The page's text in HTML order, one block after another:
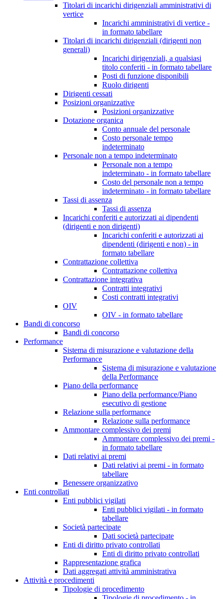
Titolari di incarichi dirigenziali amministrativi di
vertice
Incarichi amministrativi di vertice -
in formato tabellare
Titolari di incarichi dirigenziali (dirigenti non
generali)
Incarichi dirigenziali, a qualsiasi
titolo conferiti - in formato tabellare
Posti di funzione disponibili
Ruolo dirigenti
Dirigenti cessati
Posizioni organizzative
Posizioni organizzative
Dotazione organica
Conto annuale del personale
Costo personale tempo
indeterminato
Personale non a tempo indeterminato
Personale non a tempo
indeterminato - in formato tabellare
Costo del personale non a tempo
indeterminato - in formato tabellare
Tassi di assenza
Tassi di assenza
Incarichi conferiti e autorizzati ai dipendenti
(dirigenti e non dirigenti)
Incarichi conferiti e autorizzati ai
dipendenti (dirigenti e non) - in
formato tabellare
Contrattazione collettiva
Contrattazione collettiva
Contrattazione integrativa
Contratti integrativi
Costi contratti integrativi
OIV
OIV - in formato tabellare
Bandi di concorso
Bandi di concorso
Performance
Sistema di misurazione e valutazione della
Performance
Sistema di misurazione e valutazione
della Performance
Piano della performance
Piano della performance/Piano
esecutivo di gestione
Relazione sulla performance
Relazione sulla performance
Ammontare complessivo dei premi
Ammontare complessivo dei premi -
in formato tabellare
Dati relativi ai premi
Dati relativi ai premi - in formato
tabellare
Benessere organizzativo
Enti controllati
Enti pubblici vigilati
Enti pubblici vigilati - in formato
tabellare
Società partecipate
Dati società partecipate
Enti di diritto privato controllati
Enti di diritto privato controllati
Rappresentazione grafica
Dati aggregati attività amministrativa
Attività e procedimenti
Tipologie di procedimento